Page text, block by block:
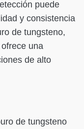
puede
y consistencia
de tungsteno,
una
de alto
de tungsteno